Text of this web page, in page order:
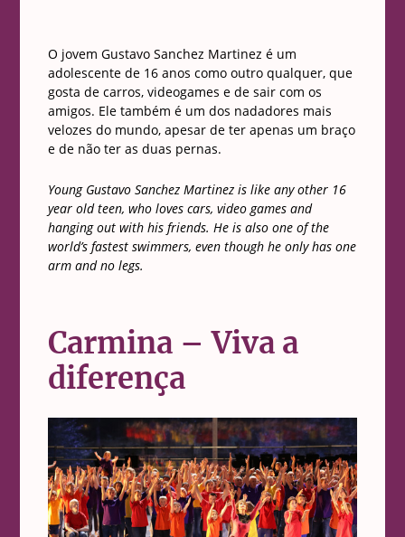
O jovem Gustavo Sanchez Martinez é um
adolescente de 16 anos como outro qualquer, que
gosta de carros, videogames e de sair com os
amigos. Ele também é um dos nadadores mais
velozes do mundo, apesar de ter apenas um braço
e de não ter as duas pernas.
Young Gustavo Sanchez Martinez is like any other 16
year old teen, who loves cars, video games and
hanging out with his friends. He is also one of the
world’s fastest swimmers, even though he only has one
arm and no legs.
Carmina – Viva a
diferença